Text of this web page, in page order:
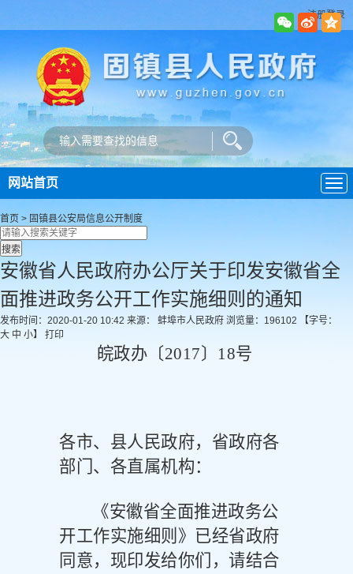
注册登录
导
航
网站首页
首页 > 固镇县公安局信息公开制度
安徽省人民政府办公厅关于印发安徽省全
面推进政务公开工作实施细则的通知
发布时间：2020-01-20 10:42 来源： 蚌埠市人民政府 浏览量： 196102
【字号：
大 中 小】 打印
皖政办〔2017〕 18号
各市、县人民政府，省政府各
部门、各直属机构：
《安徽省全面推进政务公
开工作实施细则》已经省政府
同意，现印发给你们，请结合